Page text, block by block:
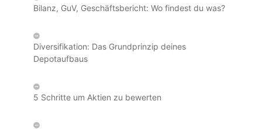
Bilanz, GuV, Geschäftsbericht: Wo findest du was?
Diversifikation: Das Grundprinzip deines
Depotaufbaus
5 Schritte um Aktien zu bewerten